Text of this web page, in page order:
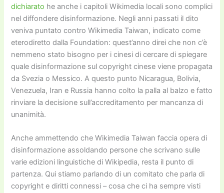
dichiarato he anche i capitoli Wikimedia locali sono complici
nel diffondere disinformazione. Negli anni passati il dito
veniva puntato contro Wikimedia Taiwan, indicato come
eterodiretto dalla Foundation: quest’anno direi che non c’è
nemmeno stato bisogno per i cinesi di cercare di spiegare
quale disinformazione sul copyright cinese viene propagata
da Svezia o Messico. A questo punto Nicaragua, Bolivia,
Venezuela, Iran e Russia hanno colto la palla al balzo e fatto
rinviare la decisione sull’accreditamento per mancanza di
unanimità.
Anche ammettendo che Wikimedia Taiwan faccia opera di
disinformazione assoldando persone che scrivano sulle
varie edizioni linguistiche di Wikipedia, resta il punto di
partenza. Qui stiamo parlando di un comitato che parla di
copyright e diritti connessi – cosa che ci ha sempre visti